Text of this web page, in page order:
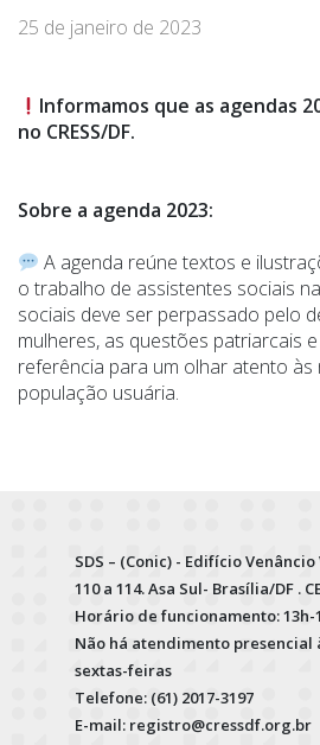
25 de janeiro de 2023
Informamos que as agendas
no CRESS/DF.
Sobre a agenda 2023:
A agenda reúne textos e
o trabalho de assistentes sociais
sociais deve ser perpassado pelo
mulheres, as questões patriarcais
referência para um olhar atento às
população usuária.
SDS – (Conic) - Edifício Venâncio
110 a 114. Asa Sul- Brasília/DF .
Horário de funcionamento: 13h-
Não há atendimento presencial
sextas-feiras
Telefone: (61) 2017-3197
E-mail: registro@cressdf.org.br